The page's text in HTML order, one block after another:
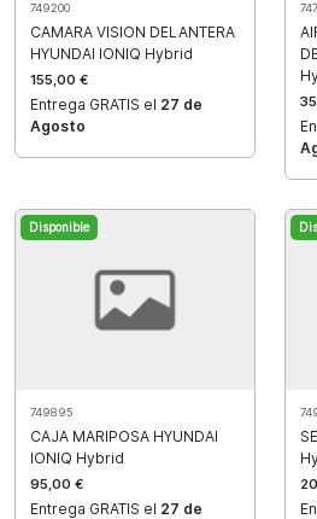
749200
CAMARA VISION DELANTERA
HYUNDAI IONIQ Hybrid
155,00 €
Entrega GRATIS el 27 de
Agosto
Disponible
749895
CAJA MARIPOSA HYUNDAI
IONIQ Hybrid
95,00 €
Entrega GRATIS el 27 de